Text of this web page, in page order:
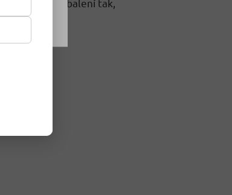
originálním balení tak,